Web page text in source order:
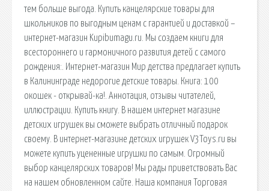
тем больше выгода. Купить канцелярские товары для
школьников по выгодным ценам с гарантией и доставкой –
интернет-магазин Kupibumagu.ru. Мы создаем книги для
всестороннего и гармоничного развития детей с самого
рождения:. Интернет-магазин Мир детства предлагает купить
в Калининграде недорогие детские товары. Книга: 100
окошек - открывай-ка!. Аннотация, отзывы читателей,
иллюстрации. Купить книгу. В нашем интернет магазине
детских игрушек вы сможете выбрать отличный подарок
своему. В интернет-магазине детских игрушек V3Toys.ru вы
можете купить уцененные игрушки по самым. Огромный
выбор канцелярских товаров! Мы рады приветствовать Вас
на нашем обновленном сайте. Наша компания Торговая